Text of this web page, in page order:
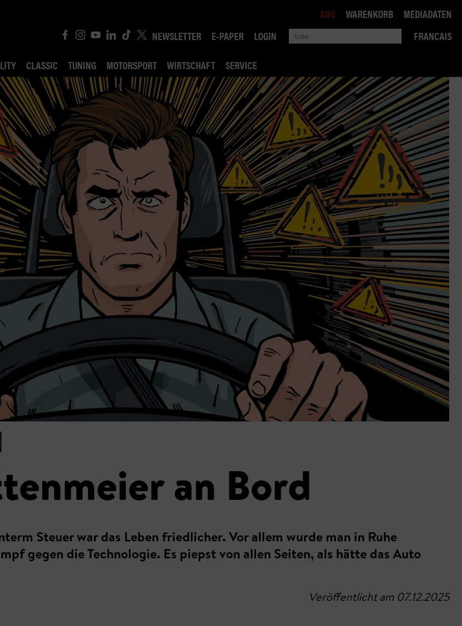
NEWSLETTER E-PAPER LOGIN
FRANCAIS
CLASSIC TUNING MOTORSPORT WIRTSCHAFT SERVICE
ROBIN ROAD
AI RECHTSBERATUNG
VERKEHRSPOLITIK
WETTBEWERB
ABO WARENKORB MEDIADATEN
an Bord
Steuer war das Leben friedlicher. Vor allem wurde man in Ruhe
gegen die Technologie. Es piepst von allen Seiten, als hätte das Auto
Veröffentlicht am 07.12.2025